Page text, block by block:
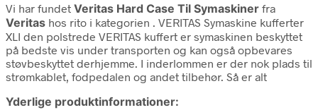
Vi har fundet Veritas Hard Case Til Symaskiner fra
Veritas hos rito i kategorien . VERITAS Symaskine kufferter
XLI den polstrede VERITAS kuffert er symaskinen beskyttet
på bedste vis under transporten og kan også opbevares
støvbeskyttet derhjemme. I inderlommen er der nok plads til
strømkablet, fodpedalen og andet tilbehør. Så er alt
Yderlige produktinformationer: